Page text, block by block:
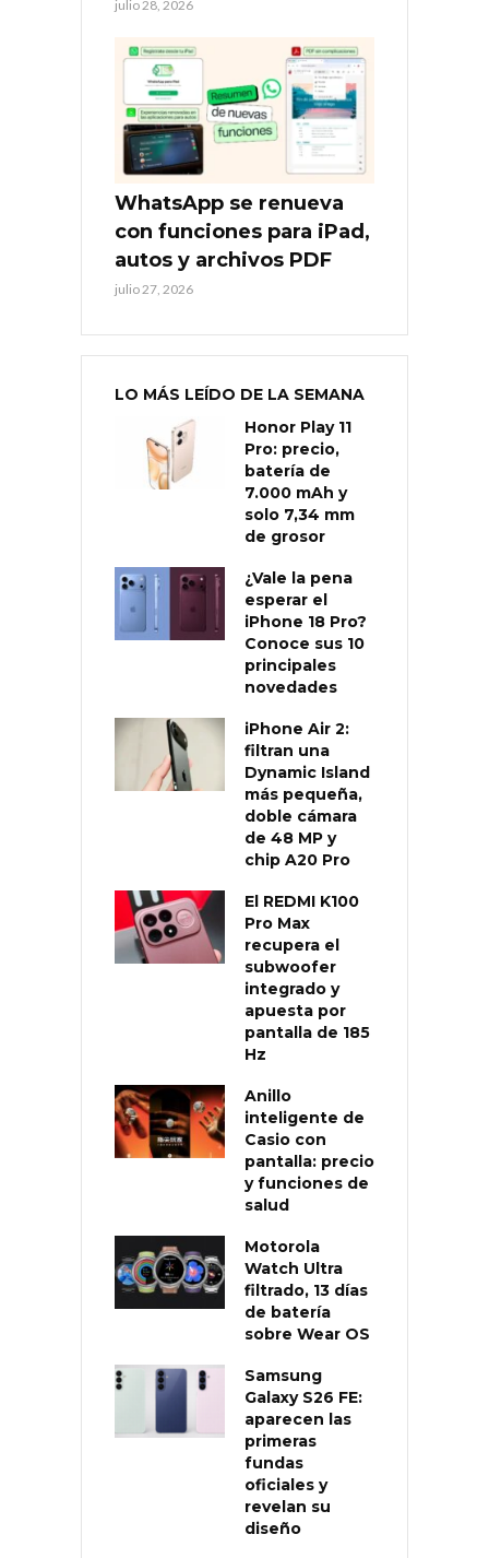
julio 28, 2026
WhatsApp se renueva
con funciones para iPad,
autos y archivos PDF
julio 27, 2026
LO MÁS LEÍDO DE LA SEMANA
Honor Play 11
Pro: precio,
batería de
7.000 mAh y
solo 7,34 mm
de grosor
¿Vale la pena
esperar el
iPhone 18 Pro?
Conoce sus 10
principales
novedades
iPhone Air 2:
filtran una
Dynamic Island
más pequeña,
doble cámara
de 48 MP y
chip A20 Pro
El REDMI K100
Pro Max
recupera el
subwoofer
integrado y
apuesta por
pantalla de 185
Hz
Anillo
inteligente de
Casio con
pantalla: precio
y funciones de
salud
Motorola
Watch Ultra
filtrado, 13 días
de batería
sobre Wear OS
Samsung
Galaxy S26 FE:
aparecen las
primeras
fundas
oficiales y
revelan su
diseño